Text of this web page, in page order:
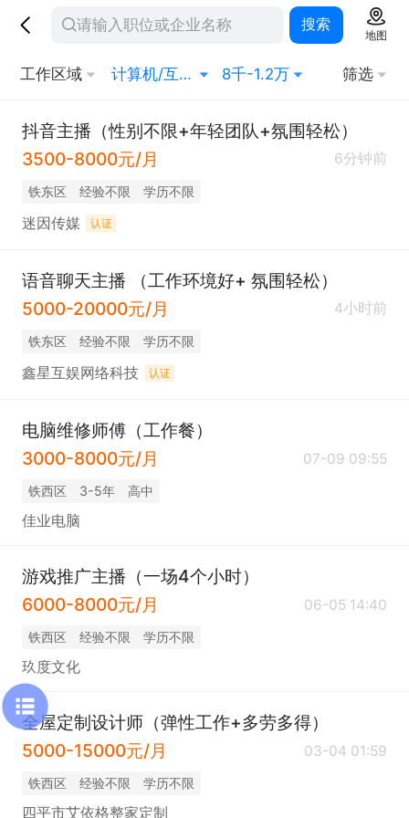
搜索
地图
工作区域 计算机/互联网/硬件 8千-1.2万 筛选
抖音主播（性别不限+年轻团队+氛围轻松）
3500-8000元/月
6分钟前
铁东区 经验不限 学历不限
迷因传媒 认证
语音聊天主播 （工作环境好+ 氛围轻松）
5000-20000元/月
4小时前
铁东区 经验不限 学历不限
鑫星互娱网络科技 认证
电脑维修师傅（工作餐）
3000-8000元/月
07-09 09:55
铁西区 3-5年 高中
佳业电脑
游戏推广主播（一场4个小时）
6000-8000元/月
06-05 14:40
铁西区 经验不限 学历不限
玖度文化
全屋定制设计师（弹性工作+多劳多得）
5000-15000元/月
03-04 01:59
铁西区 经验不限 学历不限
四平市艾依格整家定制